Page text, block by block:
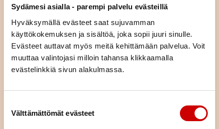
Sydämesi asialla - parempi palvelu evästeillä
Hyväksymällä evästeet saat sujuvamman
käyttökokemuksen ja sisältöä, joka sopii juuri sinulle.
Evästeet auttavat myös meitä kehittämään palvelua. Voit
muuttaa valintojasi milloin tahansa klikkaamalla
evästelinkkiä sivun alakulmassa.
Välttämättömät evästeet
fisnka
Kamratstöd-person -sökning kan du hitta en utbildad
kamratstöd person nära eller långt. Använd sökfunktionen för
att hitta rätt kamratstöd-person för dig. Utan sökkriterier
kommer du att se alla kamratstöd-personer. Du kan också
eller språk.